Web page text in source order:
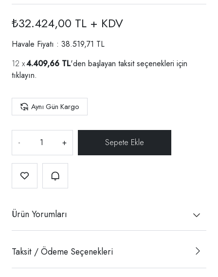
₺32.424,00 TL + KDV
Havale Fiyatı : 38.519,71 TL
4.409,66 TL'den başlayan taksit seçenekleri için
tıklayın.
Aynı Gün Kargo
- +
Ürün Yorumları
Taksit / Ödeme Seçenekleri